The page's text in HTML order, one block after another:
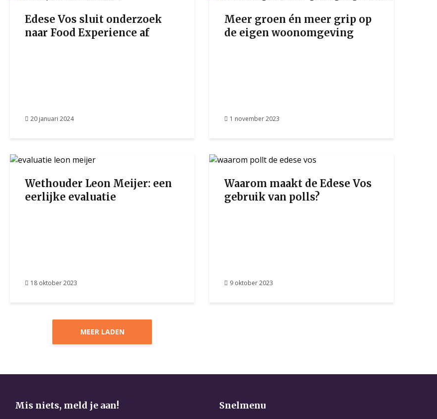
Edese Vos sluit onderzoek
naar Food Experience af
20 januari 2024
Meer groen én meer grip op
de eigen woonomgeving
1 november 2023
Wethouder Leon Meijer: een
eerlijke evaluatie
18 oktober 2023
Waarom maakt de Edese Vos
gebruik van polls?
9 oktober 2023
MEER LADEN
Mis niets, meld je aan! Snelmenu